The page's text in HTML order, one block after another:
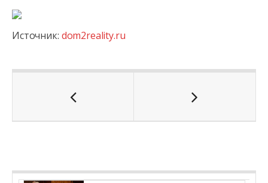
Источник: dom2reality.ru